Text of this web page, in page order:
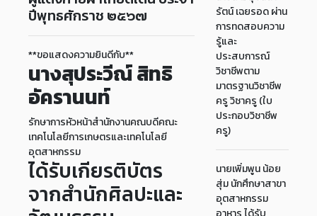
ปีพุทธศักราช ๒๕๖๗
**ขอแสดงความยินดีกับ**
นางสุประวีณ์ สิทธิ
อัครานนท์
รักษาการหัวหน้าสำนักงานคณบดีคณะ
เทคโนโลยีการเกษตรและเทคโนโลยี
อุตสาหกรรม
ได้รับเกียรติบัตร
จากสำนักศิลปะและ
รัตน์ เฉยรอด ผ่าน
การทดสอบความ
รู้และ
ประสบการณ์
วิชาชีพตาม
มาตรฐานวิชาชีพ
ครู วิชาครู (ใบ
ประกอบวิชาชีพ
ครู)
นายเพิ่มพูน น้อย
สุ่ม นักศึกษาสาขา
อุตสาหกรรม